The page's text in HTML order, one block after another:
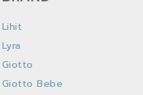
Lihit
Lyra
Giotto
Giotto Bebe